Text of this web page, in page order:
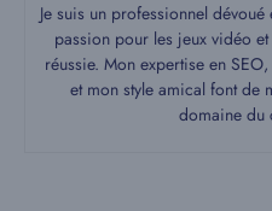
Je suis un professionnel
passion pour les jeux vidéo
réussie. Mon expertise en
et mon style amical font de
domaine du